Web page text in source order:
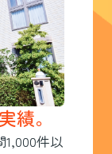
績。
件以